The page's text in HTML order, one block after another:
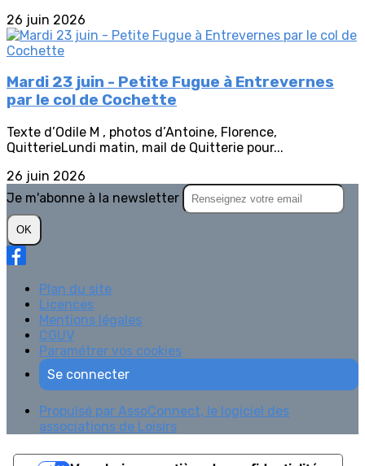
26 juin 2026
Mardi 23 juin - Petite Fugue à Entrevernes
par le col de Cochette
Texte d’Odile M , photos d’Antoine, Florence,
QuitterieLundi matin, mail de Quitterie pour...
26 juin 2026
Je m'abonne à la newsletter
OK
Plan du site
Licences
Mentions légales
CGUV
Paramétrer vos cookies
Se connecter
Propulsé par AssoConnect, le logiciel des
associations de Loisirs